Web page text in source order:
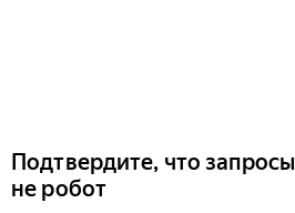
Подтвердите, что
не робот